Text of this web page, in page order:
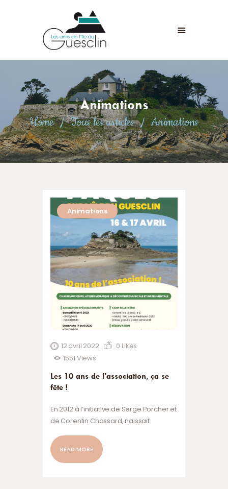
Animations
Home
Tous les articles Animations
LES AMIS DE L'ÎLE DU GUESCLIN
LE FORT ET L’ÎLE
ASSOCIATION
ADHÉSION
ANIMATIONS
ACTUALITÉS
CONTACT
Animations
12 avril 2022 0 Likes
1551 Views
Les 10 ans de l’association, ça se
fête !
En 2012 à l’initiative de Serge Porcher et
de Corentin Chassard, naissait
Guesclin. Une belle aventure
commençait, rythmée par de belles
READ MORE